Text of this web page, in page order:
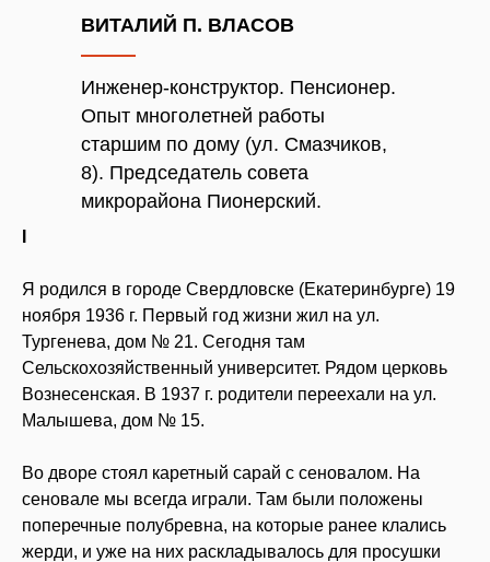
ВИТАЛИЙ П. ВЛАСОВ
Инженер-конструктор. Пенсионер.
Опыт многолетней работы
старшим по дому (ул. Смазчиков,
8). Председатель совета
микрорайона Пионерский.
Я родился в городе Свердловске (Екатеринбурге) 19
ноября 1936 г. Первый год жизни жил на ул.
Тургенева, дом № 21. Сегодня там
Сельскохозяйственный университет. Рядом церковь
Вознесенская. В 1937 г. родители переехали на ул.
Малышева, дом № 15.
Во дворе стоял каретный сарай с сеновалом. На
сеновале мы всегда играли. Там были положены
поперечные полубревна, на которые ранее клались
жерди, и уже на них раскладывалось для просушки